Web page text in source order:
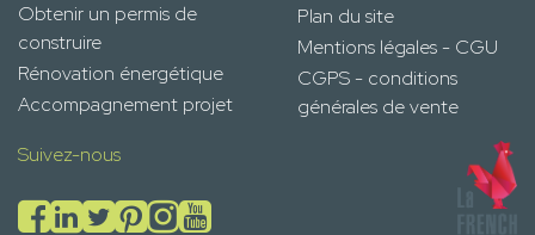
Obtenir un permis de
construire
Rénovation énergétique
Accompagnement projet
Plan du site
Mentions légales - CGU
CGPS - conditions
générales de vente
Suivez-nous